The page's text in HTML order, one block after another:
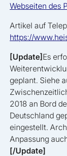
Webseiten des
Artikel auf
https://
[Update]Es
geplant. Siehe
2018 an Bord
Deutschland
eingestellt.
Anpassung
[/Update]